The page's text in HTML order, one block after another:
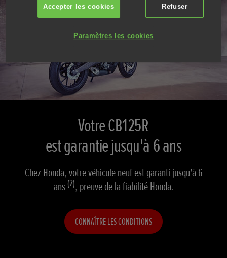
Votre CB125R
est garantie jusqu'à 6 ans
Chez Honda, votre véhicule neuf est garanti jusqu'à 6
ans (2), preuve de la fiabilité Honda.
CONNAÎTRE LES CONDITIONS
Refuser
Accepter les cookies
Paramètres les cookies